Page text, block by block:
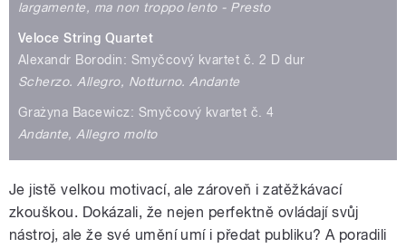
largamente, ma non troppo lento - Presto
Veloce String Quartet
Alexandr Borodin: Smyčcový kvartet č. 2 D dur
Scherzo. Allegro, Notturno. Andante
Grażyna Bacewicz: Smyčcový kvartet č. 4
Andante, Allegro molto
Je jistě velkou motivací, ale zároveň i zatěžkávací
zkouškou. Dokázali, že nejen perfektně ovládají svůj
nástroj, ale že své umění umí i předat publiku? A poradili